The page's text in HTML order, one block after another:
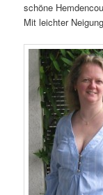
schöne
Mit leichter